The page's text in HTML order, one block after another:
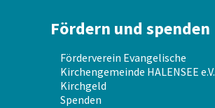
Fördern und spenden
Förderverein Evangelische
Kirchengemeinde HALENSEE e.V.
Kirchgeld
Spenden